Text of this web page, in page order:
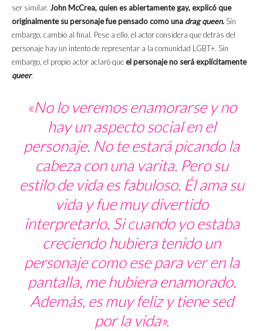
ser similar. John McCrea, quien es abiertamente gay, explicó que
originalmente su personaje fue pensado como una drag queen. Sin
embargo, cambió al final. Pese a ello, el actor considera que detrás del
personaje hay un intento de representar a la comunidad LGBT+. Sin
embargo, el propio actor aclaró queel personaje no será explícitamente
queer:
«No lo veremos enamorarse y no
hay un aspecto social en el
personaje. No te estará picando la
cabeza con una varita. Pero su
estilo de vida es fabuloso. Él ama su
vida y fue muy divertido
interpretarlo. Si cuando yo estaba
creciendo hubiera tenido un
personaje como ese para ver en la
pantalla, me hubiera enamorado.
Además, es muy feliz y tiene sed
por la vida».